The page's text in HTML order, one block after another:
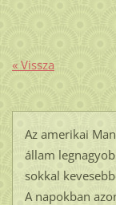
« Vissza
Az amerikai
állam
sokkal
A napokban